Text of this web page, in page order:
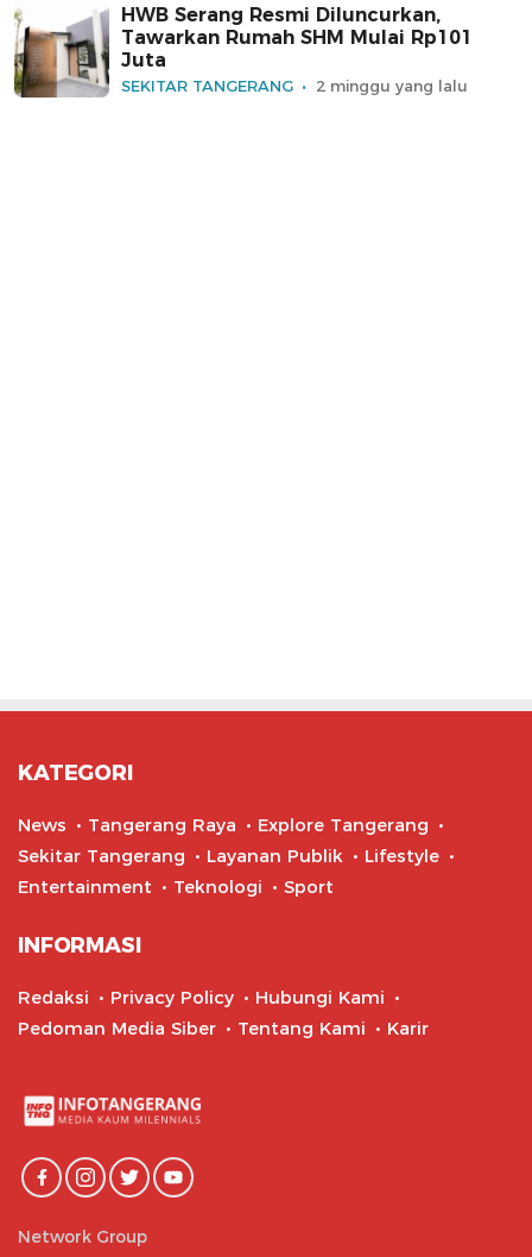
HWB Serang Resmi Diluncurkan,
Tawarkan Rumah SHM Mulai Rp101
Juta
SEKITAR TANGERANG 2 minggu yang lalu
KATEGORI
News Tangerang Raya
Explore Tangerang
Sekitar Tangerang
Layanan Publik
Lifestyle
Entertainment
Teknologi Sport
INFORMASI
Redaksi Privacy Policy
Hubungi Kami
Pedoman Media Siber
Tentang Kami Karir
Network Group